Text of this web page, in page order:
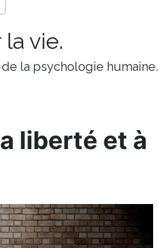
vie.
la psychologie humaine.
liberté et à